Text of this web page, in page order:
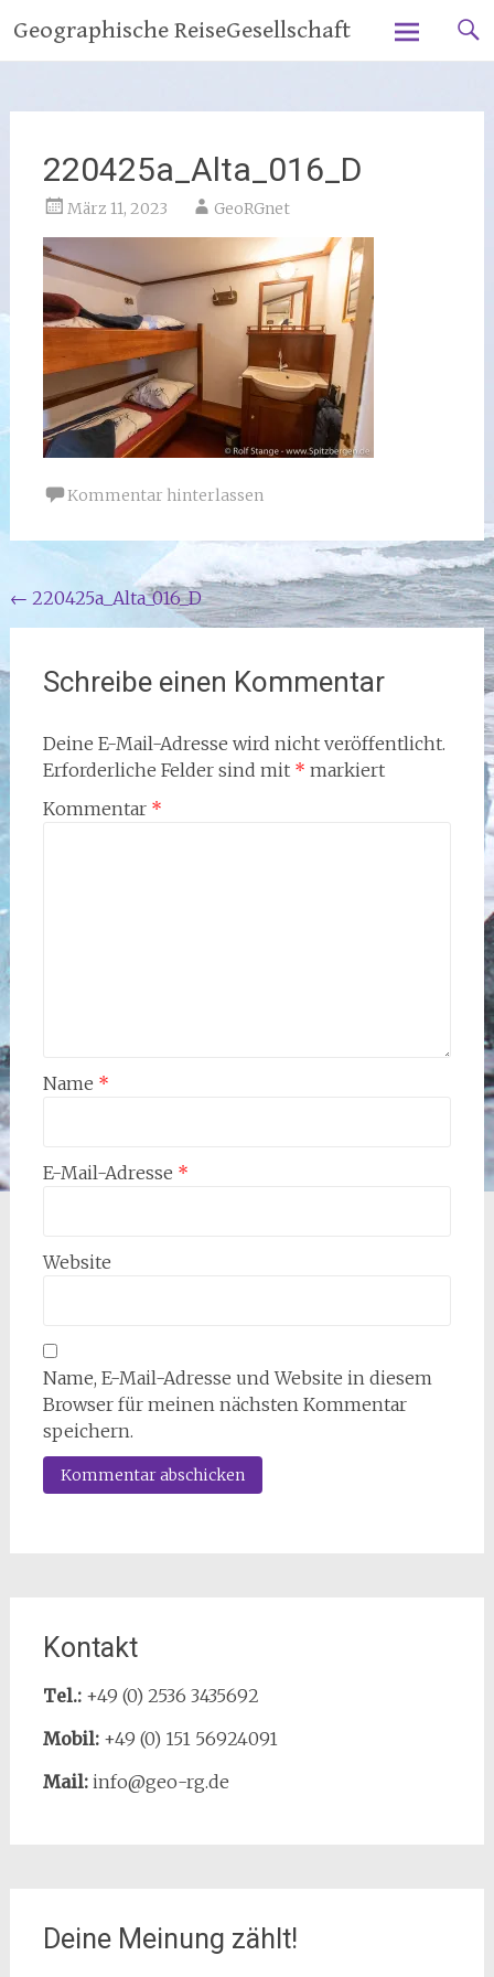
Inhalt
springen
Geographische ReiseGesellschaft
220425a_Alta_016_D
März 11, 2023 GeoRGnet
Kommentar hinterlassen
Beitragsnavigation
← 220425a_Alta_016_D
Schreibe einen Kommentar
Deine E-Mail-Adresse wird nicht veröffentlicht.
Erforderliche Felder sind mit * markiert
Kommentar *
Name *
E-Mail-Adresse *
Website
Name, E-Mail-Adresse und Website in diesem
Browser für meinen nächsten Kommentar
speichern.
Kontakt
Tel.:+49 (0) 2536 3435692
Mobil:+49 (0) 151 56924091
Mail:info@geo-rg.de
Deine Meinung zählt!